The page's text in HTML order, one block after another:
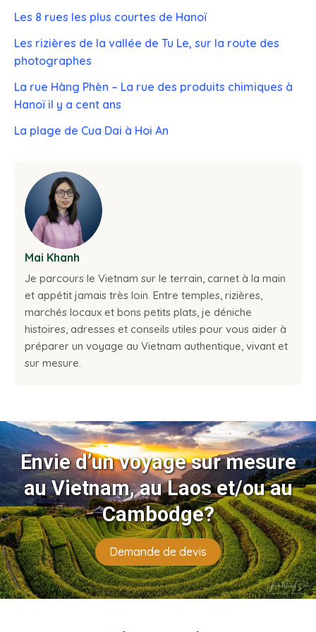
Les 8 rues les plus courtes de Hanoï
Les rizières de la vallée de Tu Le, sur la route des
photographes
La rue Hàng Phèn – La rue des produits chimiques à
Hanoï il y a cent ans
La plage de Cua Dai à Hoi An
Mai Khanh
Je parcours le Vietnam sur le terrain, carnet à la main
et appétit jamais très loin. Entre temples, rizières,
marchés locaux et bons petits plats, je déniche
histoires, adresses et conseils utiles pour vous aider à
préparer un voyage au Vietnam authentique, vivant et
sur mesure.
Envie d’un voyage sur mesure
au Vietnam, au Laos et/ou au
Cambodge?
Demande de devis